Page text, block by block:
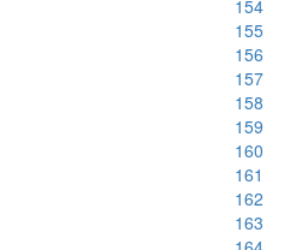
154
155
156
157
158
159
160
161
162
163